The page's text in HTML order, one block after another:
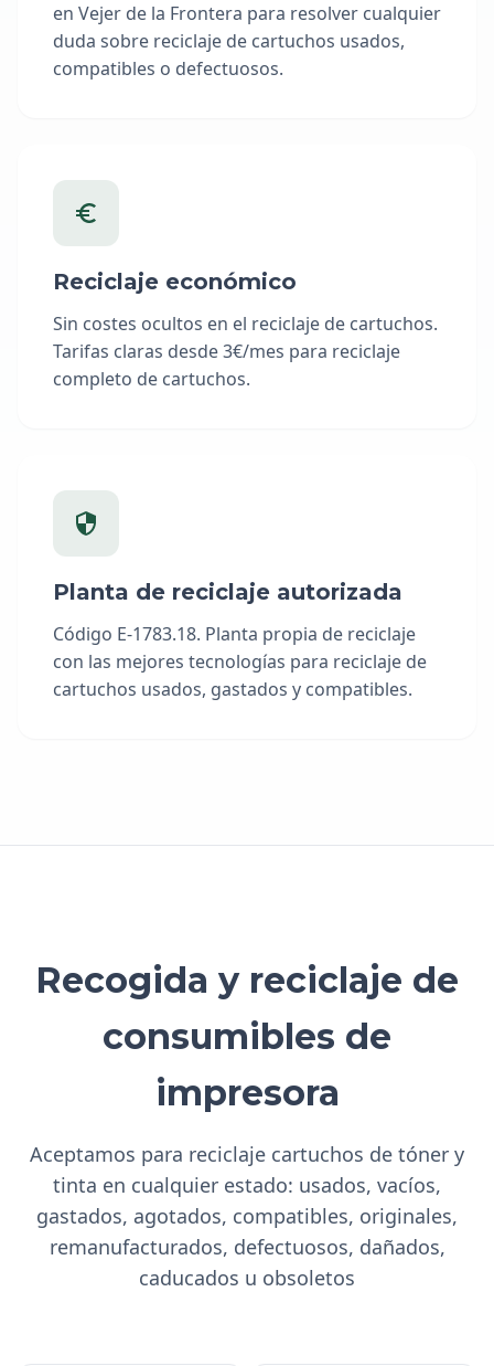
en Vejer de la Frontera para resolver cualquier
duda sobre reciclaje de cartuchos usados,
compatibles o defectuosos.
Reciclaje económico
Sin costes ocultos en el reciclaje de cartuchos.
Tarifas claras desde 3€/mes para reciclaje
completo de cartuchos.
Planta de reciclaje autorizada
Código E-1783.18. Planta propia de reciclaje
con las mejores tecnologías para reciclaje de
cartuchos usados, gastados y compatibles.
Recogida y reciclaje de
consumibles de
impresora
Aceptamos para reciclaje cartuchos de tóner y
tinta en cualquier estado: usados, vacíos,
gastados, agotados, compatibles, originales,
remanufacturados, defectuosos, dañados,
caducados u obsoletos